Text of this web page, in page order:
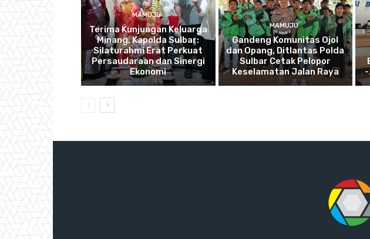
MAMUJU
Terima Kunjungan Keluarga
Minang, Kapolda Sulbar:
Silaturahmi Erat Perkuat
Persaudaraan dan Sinergi
Ekonomi
MAMUJU
Gandeng Komunitas Ojol
dan Opang, Ditlantas Polda
Sulbar Cetak Pelopor
Keselamatan Jalan Raya
-